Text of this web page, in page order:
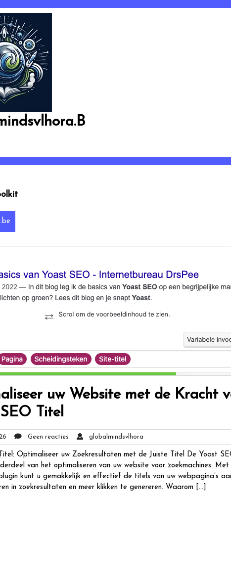
uw Website met de Kracht
Titel
april
2026
Geen reacties Geen
reacties
globalmindsvlhora
Optimaliseer uw Zoekresultaten met de Juiste Titel De Yoast
van het optimaliseren van uw website voor zoekmachines.
kunt u gemakkelijk en effectief de titels van uw webpagina’s
in zoekresultaten en meer klikken te genereren. Waarom […]